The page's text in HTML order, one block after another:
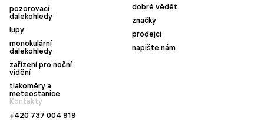
pozorovací
dalekohledy
lupy
monokulární
dalekohledy
zařízení pro noční
vidění
tlakoměry a
meteostanice
dobré vědět
značky
prodejci
napište nám
Kontakty
+420 737 004 919